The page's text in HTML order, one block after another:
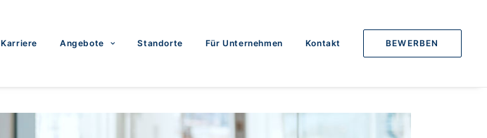
Karriere Angebote Standorte Für Unternehmen Kontakt BEWERBEN